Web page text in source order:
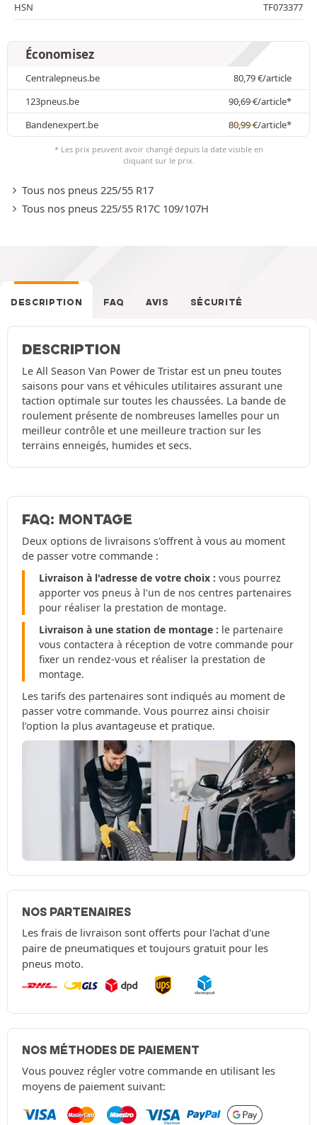
HSN
TF073377
Économisez
Centralepneus.be 80,79€/article
123pneus.be
90,69€/article*
Bandenexpert.be
80,99€/article*
* Les prix peuvent avoir changé depuis la date visible en
cliquant sur le prix.
Tous nos pneus 225/55 R17
Tous nos pneus 225/55 R17C 109/107H
DESCRIPTION FAQ AVIS SÉCURITÉ
DESCRIPTION
Le All Season Van Power de Tristar est un pneu toutes
saisons pour vans et véhicules utilitaires assurant une
taction optimale sur toutes les chaussées. La bande de
roulement présente de nombreuses lamelles pour un
meilleur contrôle et une meilleure traction sur les
terrains enneigés, humides et secs.
FAQ: MONTAGE
Deux options de livraisons s'offrent à vous au moment
de passer votre commande :
Livraison à l'adresse de votre choix : vous pourrez
apporter vos pneus à l'un de nos centres partenaires
pour réaliser la prestation de montage.
Livraison à une station de montage : le partenaire
vous contactera à réception de votre commande pour
fixer un rendez-vous et réaliser la prestation de
montage.
Les tarifs des partenaires sont indiqués au moment de
passer votre commande. Vous pourrez ainsi choisir
l’option la plus avantageuse et pratique.
NOS PARTENAIRES
Les frais de livraison sont offerts pour l'achat d'une
paire de pneumatiques et toujours gratuit pour les
pneus moto.
NOS MÉTHODES DE PAIEMENT
Vous pouvez régler votre commande en utilisant les
moyens de paiement suivant: